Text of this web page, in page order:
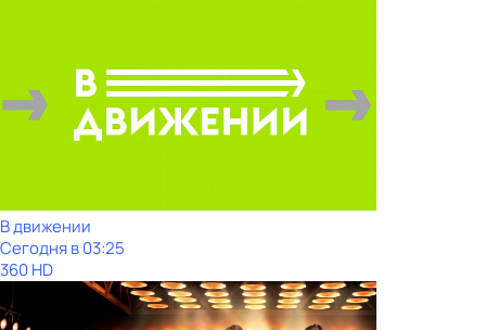
В движении
Сегодня в 03:25
360 HD